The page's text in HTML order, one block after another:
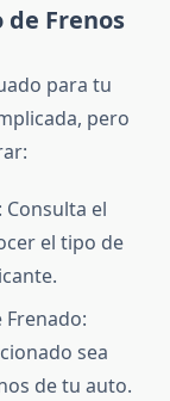
Frenos
para tu
pero
Consulta el
el tipo de
sea
de tu auto.